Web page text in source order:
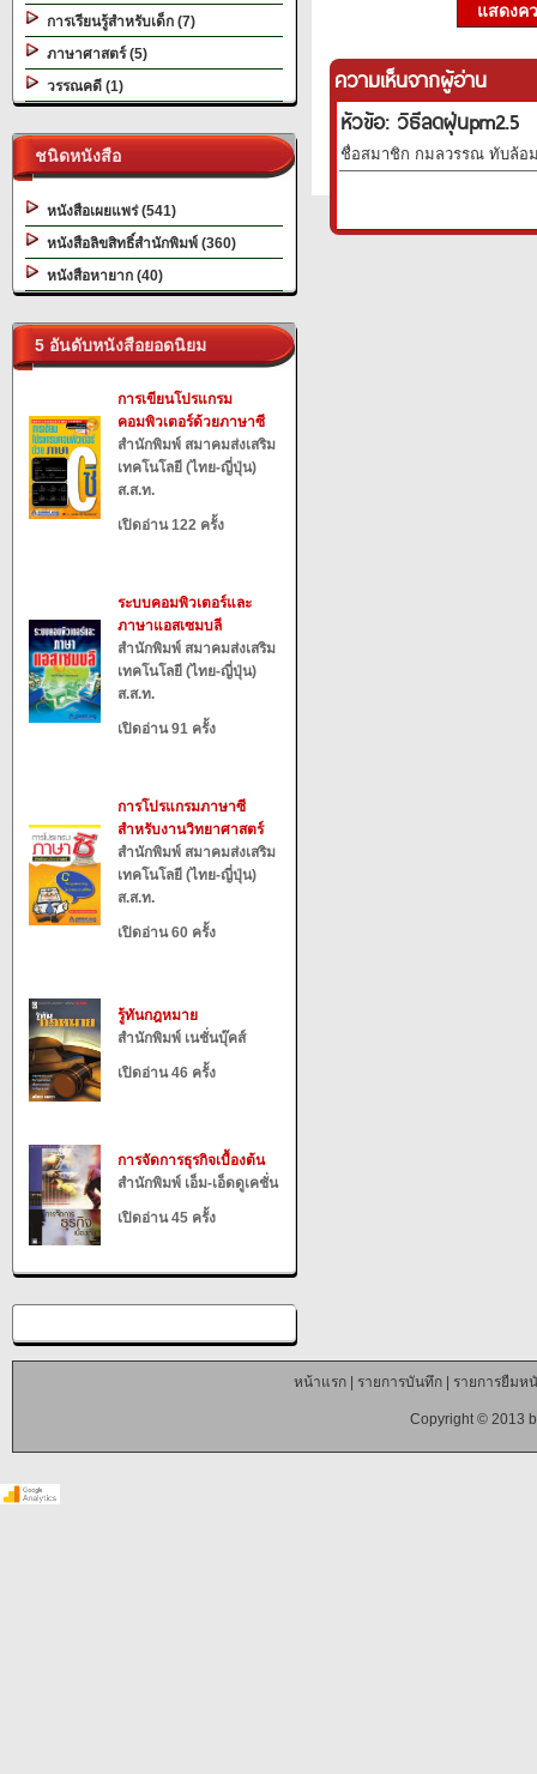
การเรียนรู้สำหรับเด็ก (7)
ภาษาศาสตร์ (5)
วรรณคดี (1)
ชนิดหนังสือ
หนังสือเผยแพร่ (541)
หนังสือลิขสิทธิ์สำนักพิมพ์ (360)
หนังสือหายาก (40)
5 อันดับหนังสือยอดนิยม
การเขียนโปรแกรม
คอมพิวเตอร์ด้วยภาษาซี
สำนักพิมพ์ สมาคมส่งเสริม
เทคโนโลยี (ไทย-ญี่ปุ่น)
ส.ส.ท.
เปิดอ่าน 122 ครั้ง
ระบบคอมพิวเตอร์และ
ภาษาแอสเซมบลี
สำนักพิมพ์ สมาคมส่งเสริม
เทคโนโลยี (ไทย-ญี่ปุ่น)
ส.ส.ท.
เปิดอ่าน 91 ครั้ง
การโปรแกรมภาษาซี
สำหรับงานวิทยาศาสตร์
สำนักพิมพ์ สมาคมส่งเสริม
เทคโนโลยี (ไทย-ญี่ปุ่น)
ส.ส.ท.
เปิดอ่าน 60 ครั้ง
รู้ทันกฎหมาย
สำนักพิมพ์ เนชั่นบุ๊คส์
เปิดอ่าน 46 ครั้ง
การจัดการธุรกิจเบื้องต้น
สำนักพิมพ์ เอ็ม-เอ็ดดูเคชั่น
เปิดอ่าน 45 ครั้ง
แสดงค
ความเห็นจากผู้อ่าน
หัวข้อ: วิธีลดฝุ่นpm2.5
ชื่อสมาชิก กมลวรรณ ทับล้อม
หน้าแรก| รายการบันทึก| รายการยืมห
Copyright © 2013